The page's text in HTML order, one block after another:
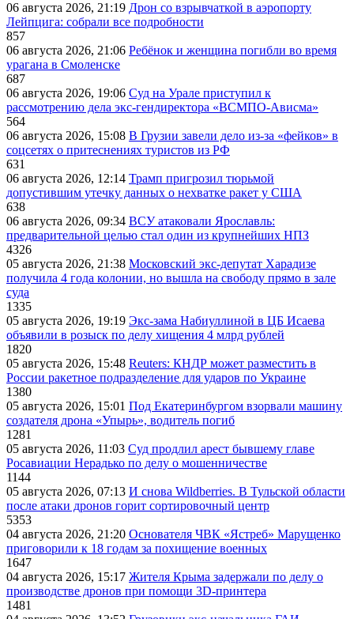
06 августа 2026, 21:19 Дрон со взрывчаткой в аэропорту
Лейпцига: собрали все подробности
857
06 августа 2026, 21:06 Ребёнок и женщина погибли во время
урагана в Смоленске
687
06 августа 2026, 19:06 Суд на Урале приступил к
рассмотрению дела экс-гендиректора «ВСМПО-Ависма»
564
06 августа 2026, 15:08 В Грузии завели дело из-за «фейков» в
соцсетях о притеснениях туристов из РФ
631
06 августа 2026, 12:14 Трамп пригрозил тюрьмой
допустившим утечку данных о нехватке ракет у США
638
06 августа 2026, 09:34 ВСУ атаковали Ярославль:
предварительной целью стал один из крупнейших НПЗ
4326
05 августа 2026, 21:38 Московский экс-депутат Харадизе
получила 4 года колонии, но вышла на свободу прямо в зале
суда
1335
05 августа 2026, 19:19 Экс-зама Набиуллиной в ЦБ Исаева
объявили в розыск по делу хищения 4 млрд рублей
1820
05 августа 2026, 15:48 Reuters: КНДР может разместить в
России ракетное подразделение для ударов по Украине
1380
05 августа 2026, 15:01 Под Екатеринбургом взорвали машину
создателя дрона «Упырь», водитель погиб
1281
05 августа 2026, 11:03 Суд продлил арест бывшему главе
Росавиации Нерадько по делу о мошенничестве
1144
05 августа 2026, 07:13 И снова Wildberries. В Тульской области
после атаки дронов горит сортировочный центр
5353
04 августа 2026, 21:20 Основателя ЧВК «Ястреб» Марущенко
приговорили к 18 годам за похищение военных
1647
04 августа 2026, 15:17 Жителя Крыма задержали по делу о
производстве дронов при помощи 3D‑принтера
1481